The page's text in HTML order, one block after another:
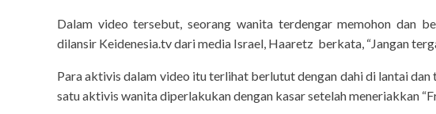
Dalam video tersebut, seorang wanita terdengar memohon dan
dilansir Keidenesia.tv dari media Israel, Haaretz berkata, “Jangan
Para aktivis dalam video itu terlihat berlutut dengan dahi di lantai
satu aktivis wanita diperlakukan dengan kasar setelah meneriakkan
sportsholic
Ronald Araujo